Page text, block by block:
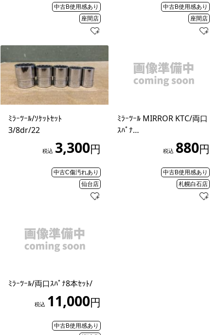
中古B使用感あり
座間店
中古B使用感あり
座間店
ﾐﾗｰﾂｰﾙ/ｿｹｯﾄｾｯﾄ
3/8dr/22
税込 3,300円
中古C傷汚れあり
仙台店
ﾐﾗｰﾂｰﾙ MIRROR KTC/両口
ｽﾊﾟﾅ…
税込 880円
中古B使用感あり
札幌白石店
ﾐﾗｰﾂｰﾙ/両口ｽﾊﾟﾅ8本ｾｯﾄ/
税込 11,000円
中古B使用感あり